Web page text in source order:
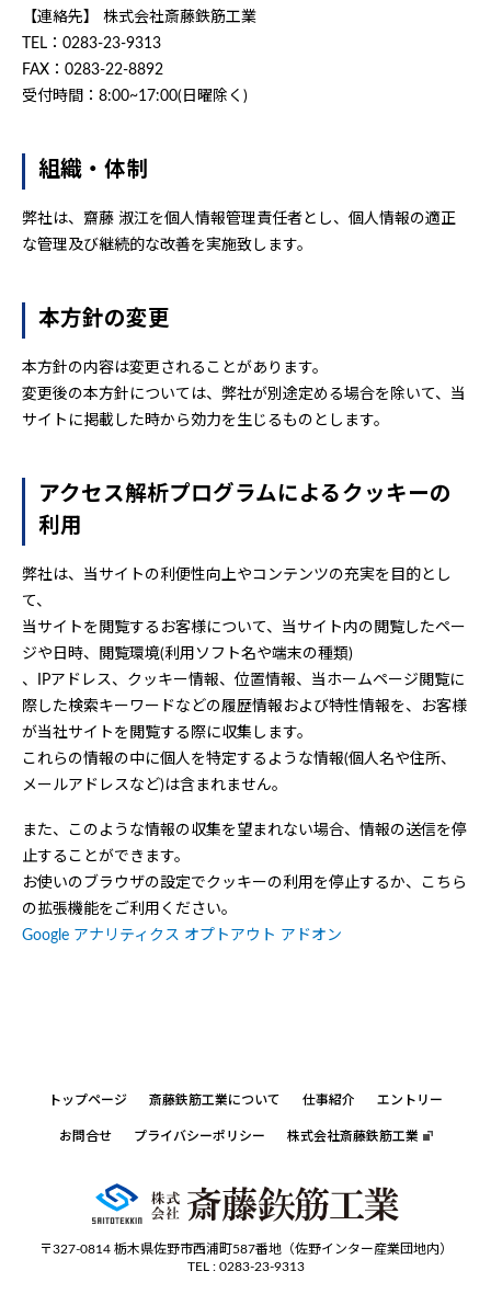
【連絡先】 株式会社斎藤鉄筋工業
TEL：0283-23-9313
FAX：0283-22-8892
受付時間：8:00~17:00(日曜除く)
組織・体制
弊社は、齋藤 淑江を個人情報管理責任者とし、個人情報の適正
な管理及び継続的な改善を実施致します。
本方針の変更
本方針の内容は変更されることがあります。
変更後の本方針については、弊社が別途定める場合を除いて、当
サイトに掲載した時から効力を生じるものとします。
アクセス解析プログラムによるクッキーの
利用
弊社は、当サイトの利便性向上やコンテンツの充実を目的とし
て、
当サイトを閲覧するお客様について、当サイト内の閲覧したペー
ジや日時、閲覧環境(利用ソフト名や端末の種類)
、IPアドレス、クッキー情報、位置情報、当ホームページ閲覧に
際した検索キーワードなどの履歴情報および特性情報を、お客様
が当社サイトを閲覧する際に収集します。
これらの情報の中に個人を特定するような情報(個人名や住所、
メールアドレスなど)は含まれません。
また、このような情報の収集を望まれない場合、情報の送信を停
止することができます。
お使いのブラウザの設定でクッキーの利用を停止するか、こちら
の拡張機能をご利用ください。
Google アナリティクス オプトアウト アドオン
トップページ 斎藤鉄筋工業について 仕事紹介 エントリー
お問合せ プライバシーポリシー 株式会社斎藤鉄筋工業
〒327-0814 栃木県佐野市西浦町587番地（佐野インター産業団地内）
TEL : 0283-23-9313